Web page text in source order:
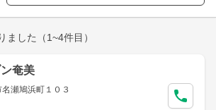
ました （1~4件目）
奄美
瀬鳩浜町１０３